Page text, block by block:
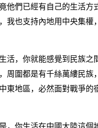
他們已經有自己的生活
我也支持內地用中央集
活，你就能感覺到民族
周圍都是有千絲萬縷民
地區，必然面對戰爭的